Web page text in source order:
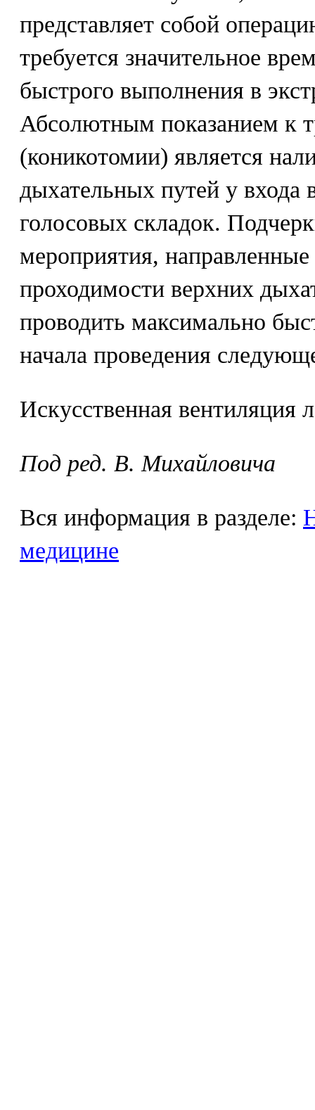
представляет собой
требуется значительное
быстрого выполнения в
Абсолютным показанием к
(коникотомии) является
дыхательных путей у входа
голосовых складок.
мероприятия, направленные
проходимости верхних
проводить максимально
начала проведения
Искусственная вентиляция
Под ред. В. Михайловича
Вся информация в разделе:
медицине